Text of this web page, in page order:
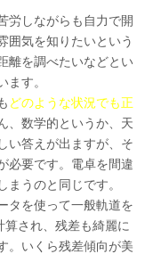
労しながらも自力で開
囲気を知りたいという
離を調べたいなどとい
ます。
どのような状況でも正
、数学的というか、天
い答えが出ますが、そ
必要です。電卓を間違
うのと同じです。
タを使って一般軌道を
され、残差も綺麗に
。いくら残差傾向が美